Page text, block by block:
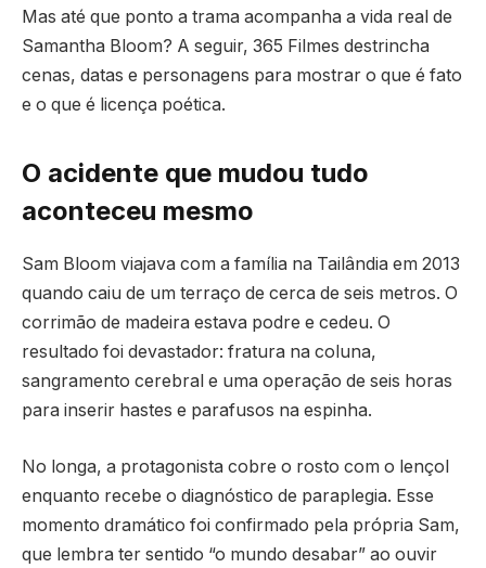
Mas até que ponto a trama acompanha a vida real de
Samantha Bloom? A seguir, 365 Filmes destrincha
cenas, datas e personagens para mostrar o que é fato
e o que é licença poética.
O acidente que mudou tudo
aconteceu mesmo
Sam Bloom viajava com a família na Tailândia em 2013
quando caiu de um terraço de cerca de seis metros. O
corrimão de madeira estava podre e cedeu. O
resultado foi devastador: fratura na coluna,
sangramento cerebral e uma operação de seis horas
para inserir hastes e parafusos na espinha.
No longa, a protagonista cobre o rosto com o lençol
enquanto recebe o diagnóstico de paraplegia. Esse
momento dramático foi confirmado pela própria Sam,
que lembra ter sentido “o mundo desabar” ao ouvir